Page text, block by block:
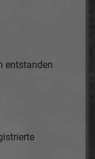
entstanden